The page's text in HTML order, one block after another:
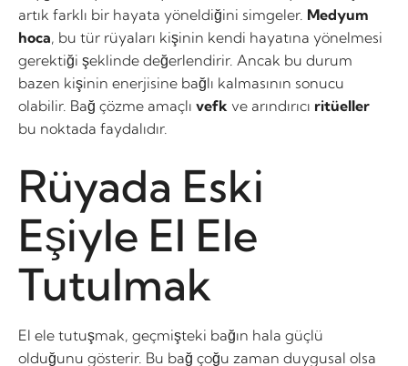
artık farklı bir hayata yöneldiğini simgeler. Medyum
hoca, bu tür rüyaları kişinin kendi hayatına yönelmesi
gerektiği şeklinde değerlendirir. Ancak bu durum
bazen kişinin enerjisine bağlı kalmasının sonucu
olabilir. Bağ çözme amaçlı vefk ve arındırıcı ritüeller
bu noktada faydalıdır.
Rüyada Eski
Eşiyle El Ele
Tutulmak
El ele tutuşmak, geçmişteki bağın hala güçlü
olduğunu gösterir. Bu bağ çoğu zaman duygusal olsa